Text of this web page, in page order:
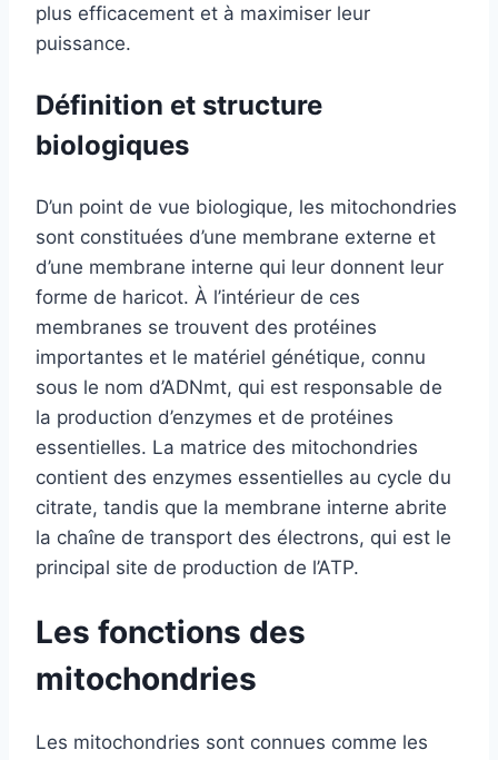
plus efficacement et à maximiser leur
puissance.
Définition et structure
biologiques
D’un point de vue biologique, les mitochondries
sont constituées d’une membrane externe et
d’une membrane interne qui leur donnent leur
forme de haricot. À l’intérieur de ces
membranes se trouvent des protéines
importantes et le matériel génétique, connu
sous le nom d’ADNmt, qui est responsable de
la production d’enzymes et de protéines
essentielles. La matrice des mitochondries
contient des enzymes essentielles au cycle du
citrate, tandis que la membrane interne abrite
la chaîne de transport des électrons, qui est le
principal site de production de l’ATP.
Les fonctions des
mitochondries
Les mitochondries sont connues comme les